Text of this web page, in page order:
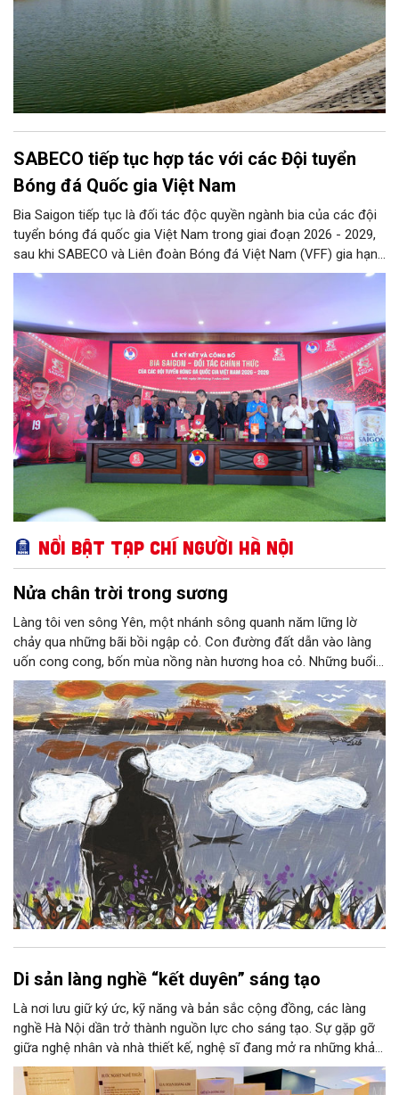
SABECO tiếp tục hợp tác với các Đội tuyển
Bóng đá Quốc gia Việt Nam
Bia Saigon tiếp tục là đối tác độc quyền ngành bia của các đội
tuyển bóng đá quốc gia Việt Nam trong giai đoạn 2026 - 2029,
sau khi SABECO và Liên đoàn Bóng đá Việt Nam (VFF) gia hạn
hợp tác chiến lược. Hai bên kỳ vọng tạo thêm nguồn lực cho
Nổi bật Tạp chí Người Hà Nội
Nửa chân trời trong sương
Làng tôi ven sông Yên, một nhánh sông quanh năm lững lờ
chảy qua những bãi bồi ngập cỏ. Con đường đất dẫn vào làng
uốn cong cong, bốn mùa nồng nàn hương hoa cỏ. Những buổi
hoàng hôn, khi nắng đã dịu xuống phía cuối sông, đám hoa tím
lại thẫm màu như có ai vừa rắc lên một lớp khói.
Di sản làng nghề “kết duyên” sáng tạo
Là nơi lưu giữ ký ức, kỹ năng và bản sắc cộng đồng, các làng
nghề Hà Nội dần trở thành nguồn lực cho sáng tạo. Sự gặp gỡ
giữa nghệ nhân và nhà thiết kế, nghệ sĩ đang mở ra những khả
năng phát triển mới cho thủ công đương đại trên nền tảng di
sản. Từ những cuộc “kết duyên” đầy cảm hứng ấy, Hà Nội đang